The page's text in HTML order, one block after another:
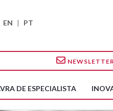
EN | PT
DE ESPECIALISTA